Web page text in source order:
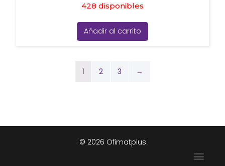
428 disponibles
Añadir al carrito
1 2 3 →
© 2026 Ofimatplus